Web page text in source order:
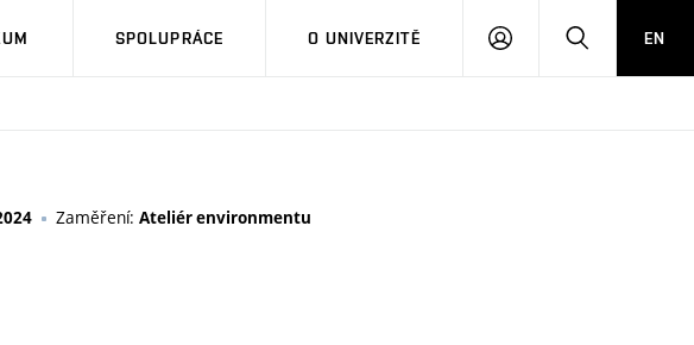
SPOLUPRÁCE O UNIVERZITĚ
PŘIHLÁSIT HLEDATEN
Zaměření: Ateliér environmentu